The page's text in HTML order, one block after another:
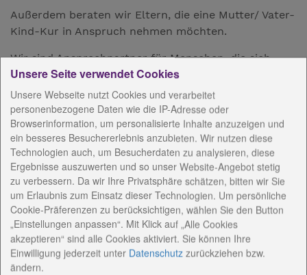
Außerdem beraten wir Eltern, die eine Mutter/ Vater-
Kind-Kur in Anspruch nehmen möchten.
Wir sind Ansprechpartner für Menschen, die sich
einsam fühlen oder die sich mit anderen in einer
Gruppe treffen möchten.
Sprechzeiten: Dienstag 9.00 - 12.00 Uhr
Donnerstag 9.00 - 12.00 Uhr
AnsprechpartnerInnen
Konzeptionelle Arbeit
Angebote / Kosten
Unsere Seite verwendet Cookies
Unsere Webseite nutzt Cookies und verarbeitet
personenbezogene Daten wie die IP-Adresse oder
Browserinformation, um personalisierte Inhalte anzuzeigen und
ein besseres Besuchererlebnis anzubieten. Wir nutzen diese
Technologien auch, um Besucherdaten zu analysieren, diese
Ergebnisse auszuwerten und so unser Website-Angebot stetig
zu verbessern. Da wir Ihre Privatsphäre schätzen, bitten wir Sie
um Erlaubnis zum Einsatz dieser Technologien. Um persönliche
Cookie-Präferenzen zu berücksichtigen, wählen Sie den Button
„Einstellungen anpassen“. Mit Klick auf „Alle Cookies
akzeptieren“ sind alle Cookies aktiviert. Sie können Ihre
Einwilligung jederzeit unter Datenschutz zurückziehen bzw.
ändern.